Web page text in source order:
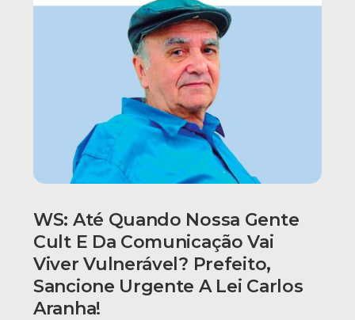
WS: Até Quando Nossa Gente
Cult E Da Comunicação Vai
Viver Vulnerável? Prefeito,
Sancione Urgente A Lei Carlos
Aranha!